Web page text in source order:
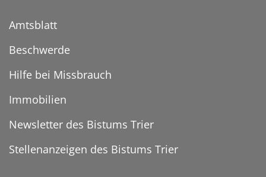
Amtsblatt
Beschwerde
Hilfe bei Missbrauch
Immobilien
Newsletter des Bistums Trier
Stellenanzeigen des Bistums Trier